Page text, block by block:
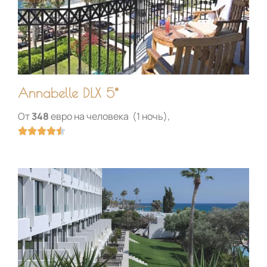
.
5
и
з
5
Annabelle DLX 5*
От348евро на человека (1 ночь),

н
к
а
.
5
и